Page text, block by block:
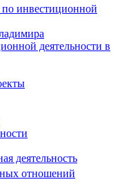
по инвестиционной
деятельности в
деятельность
отношений